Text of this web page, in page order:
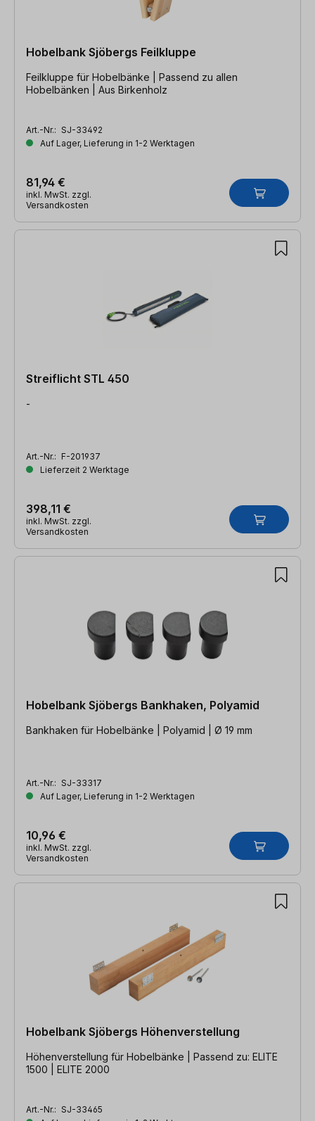
Hobelbank Sjöbergs Feilkluppe
Feilkluppe für Hobelbänke | Passend zu allen
Hobelbänken | Aus Birkenholz
Art.-Nr.: SJ-33492
Auf Lager, Lieferung in 1-2 Werktagen
81,94 €
inkl. MwSt. zzgl.
Versandkosten
Streiflicht STL 450
-
Art.-Nr.: F-201937
Lieferzeit 2 Werktage
398,11 €
inkl. MwSt. zzgl.
Versandkosten
Hobelbank Sjöbergs Bankhaken, Polyamid
Bankhaken für Hobelbänke | Polyamid | Ø 19 mm
Art.-Nr.: SJ-33317
Auf Lager, Lieferung in 1-2 Werktagen
10,96 €
inkl. MwSt. zzgl.
Versandkosten
Hobelbank Sjöbergs Höhenverstellung
Höhenverstellung für Hobelbänke | Passend zu: ELITE
1500 | ELITE 2000
Art.-Nr.: SJ-33465